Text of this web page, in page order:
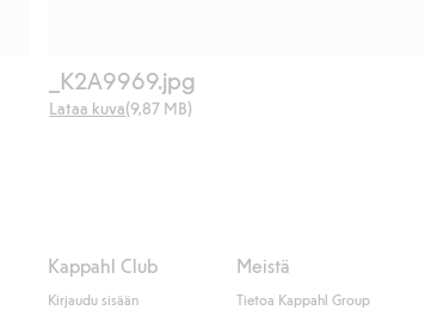
_K2A9969.jpg
Lataa kuva(9,87 MB)
Kappahl Club
Kirjaudu sisään
Meistä
Tietoa Kappahl Group